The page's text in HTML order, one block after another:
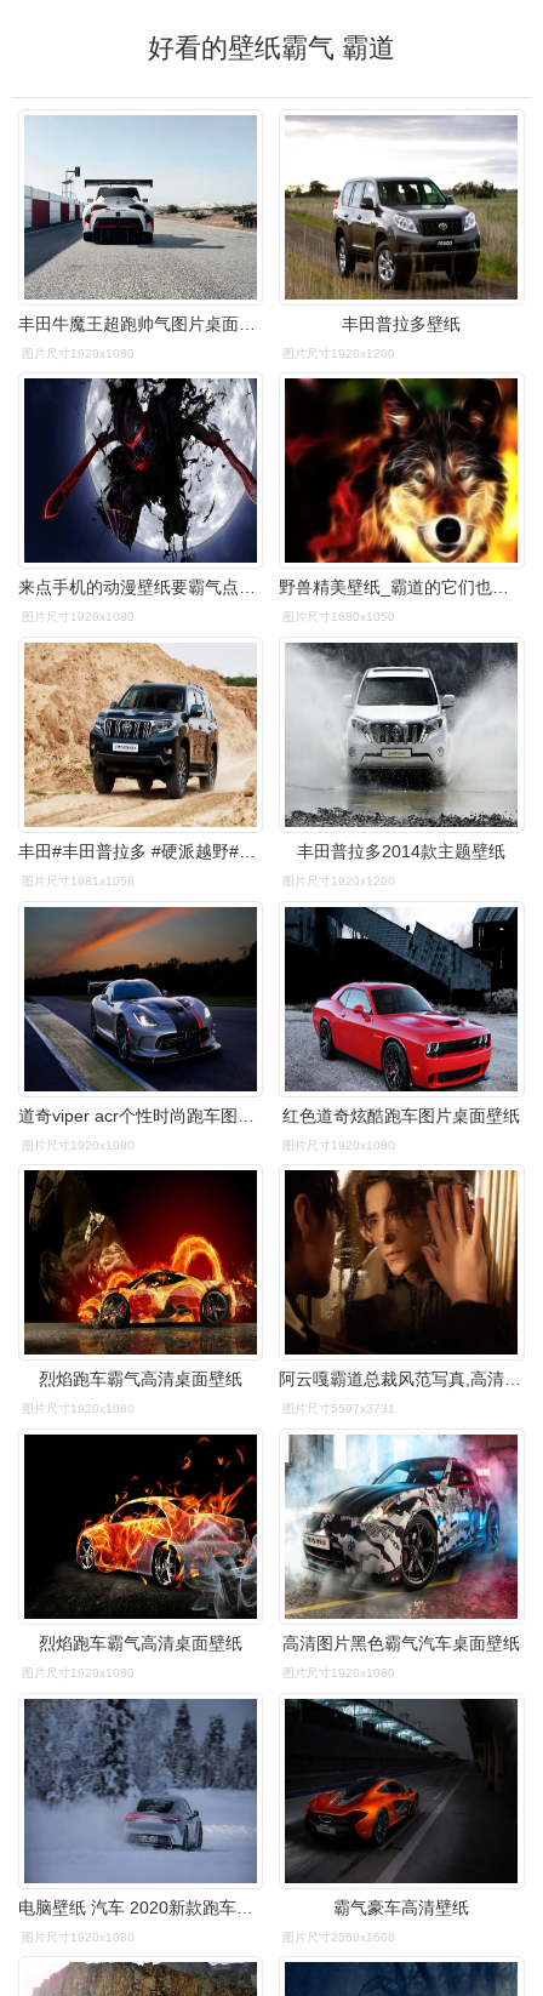
好看的壁纸霸气 霸道
图片尺寸1920x1080
丰田普拉多壁纸
图片尺寸1920x1200
来点手机的动漫壁纸要霸气点的不要太娘的
图片尺寸1920x1080
野兽精美壁纸_霸道的它们也很美
图片尺寸1680x1050
图片尺寸1881x1058
丰田普拉多2014款主题壁纸
图片尺寸1920x1200
图片尺寸1920x1080
红色道奇炫酷跑车图片桌面壁纸
图片尺寸1920x1080
烈焰跑车霸气高清桌面壁纸
图片尺寸1920x1080
阿云嘎霸道总裁风范写真,高清图片-壁纸族
图片尺寸5597x3731
烈焰跑车霸气高清桌面壁纸
图片尺寸1920x1080
高清图片黑色霸气汽车桌面壁纸
图片尺寸1920x1080
图片尺寸1920x1080
霸气豪车高清壁纸
图片尺寸2560x1600